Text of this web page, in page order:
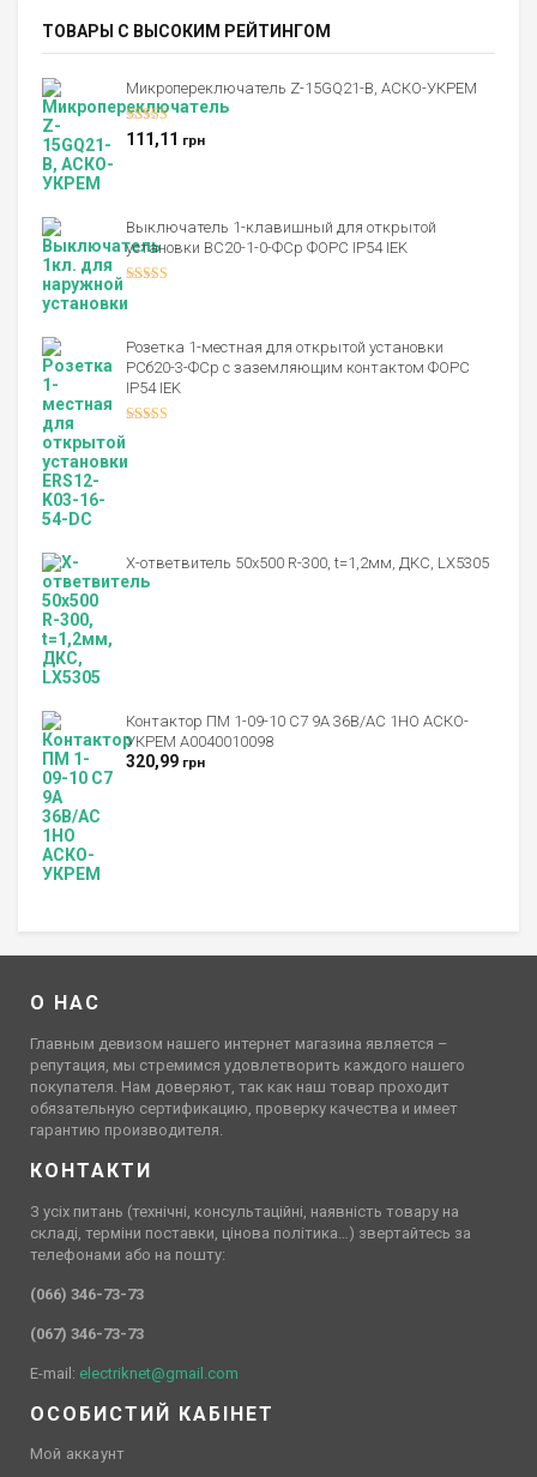
ТОВАРЫ С ВЫСОКИМ РЕЙТИНГОМ
Микропереключатель Z-15GQ21-B, АСКО-УКРЕМ
Оценка5.00
из 5
111,11 грн
Выключатель 1-клавишный для открытой
установки ВС20-1-0-ФСр ФОРС IP54 IEK
4.00
Розетка 1-местная для открытой установки
РСб20-3-ФСр с заземляющим контактом ФОРС
IP54 IEK
Х-ответвитель 50х500 R-300, t=1,2мм, ДКС, LX5305
Контактор ПМ 1-09-10 C7 9A 36B/AC 1НО АСКО-
УКРЕМ A0040010098
320,99 грн
О НАС
Главным девизом нашего интернет магазина является –
репутация, мы стремимся удовлетворить каждого нашего
покупателя. Нам доверяют, так как наш товар проходит
обязательную сертификацию, проверку качества и имеет
гарантию производителя.
КОНТАКТИ
З усіх питань (технічні, консультаційні, наявність товару на
складі, терміни поставки, цінова політика…) звертайтесь за
телефонами або на пошту:
(066) 346-73-73
(067) 346-73-73
E-mail: electriknet@gmail.com
ОСОБИСТИЙ КАБІНЕТ
Мой аккаунт